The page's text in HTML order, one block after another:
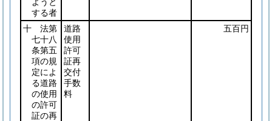
する者
十 法第
七十八
条第五
項の規
定によ
る道路
の使用
の許可
証の再
道路
使用
許可
証再
交付
手数
料
五百円